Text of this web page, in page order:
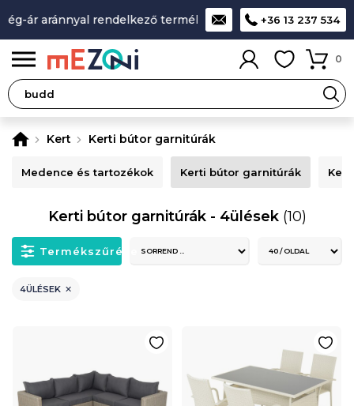
ár aránnyal rendelkező termékek A legjobb design-
+36 13 237 534
0
Kert Kerti bútor garnitúrák
Medence és tartozékok Kerti bútor garnitúrák
Kerti bútor garnitúrák - 4ülések (10)
Termékszűrése
4ÜLÉSEK